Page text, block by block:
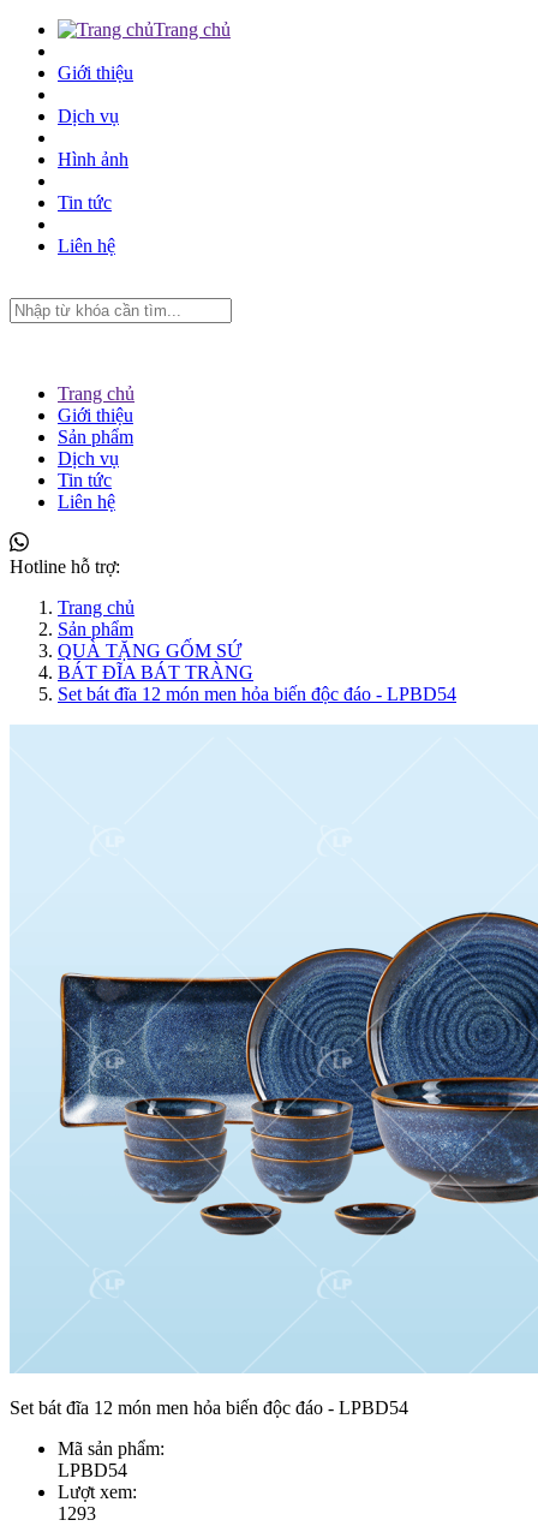
Trang chủ
Giới thiệu
Dịch vụ
Hình ảnh
Tin tức
Liên hệ
Trang chủ
Giới thiệu
Sản phẩm
Dịch vụ
Tin tức
Liên hệ
Hotline hỗ trợ:
Trang chủ
Sản phẩm
QUÀ TẶNG GỐM SỨ
BÁT ĐĨA BÁT TRÀNG
Set bát đĩa 12 món men hỏa biến độc đáo - LPBD54
Set bát đĩa 12 món men hỏa biến độc đáo - LPBD54
Mã sản phẩm:
LPBD54
Lượt xem:
1293